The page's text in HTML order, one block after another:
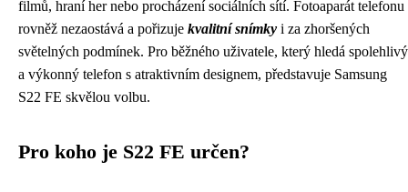
filmů, hraní her nebo procházení sociálních sítí. Fotoaparát telefonu
rovněž nezaostává a pořizuje kvalitní snímky i za zhoršených
světelných podmínek. Pro běžného uživatele, který hledá spolehlivý
a výkonný telefon s atraktivním designem, představuje Samsung
S22 FE skvělou volbu.
Pro koho je S22 FE určen?